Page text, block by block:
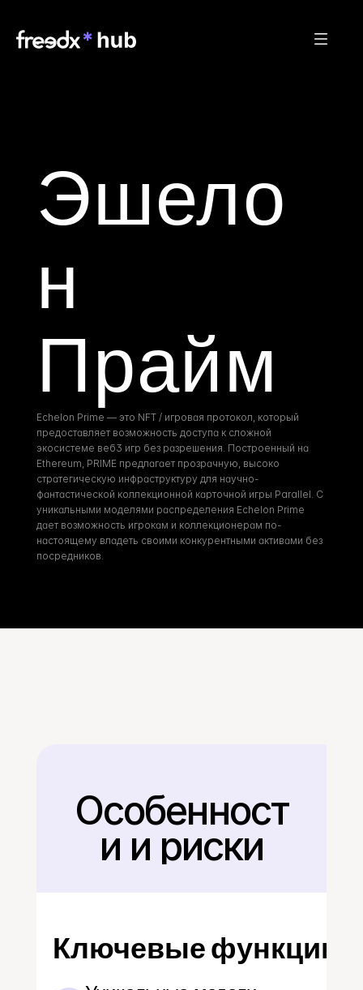
Эшело
н
Прайм
Echelon Prime — это NFT / игровая протокол, который
предоставляет возможность доступа к сложной
экосистеме веб3 игр без разрешения. Построенный на
Ethereum, PRIME предлагает прозрачную, высоко
стратегическую инфраструктуру для научно-
фантастической коллекционной карточной игры Parallel. С
уникальными моделями распределения Echelon Prime
дает возможность игрокам и коллекционерам по-
настоящему владеть своими конкурентными активами без
посредников.
Назад
Особенност
и и риски
Ключевые функции